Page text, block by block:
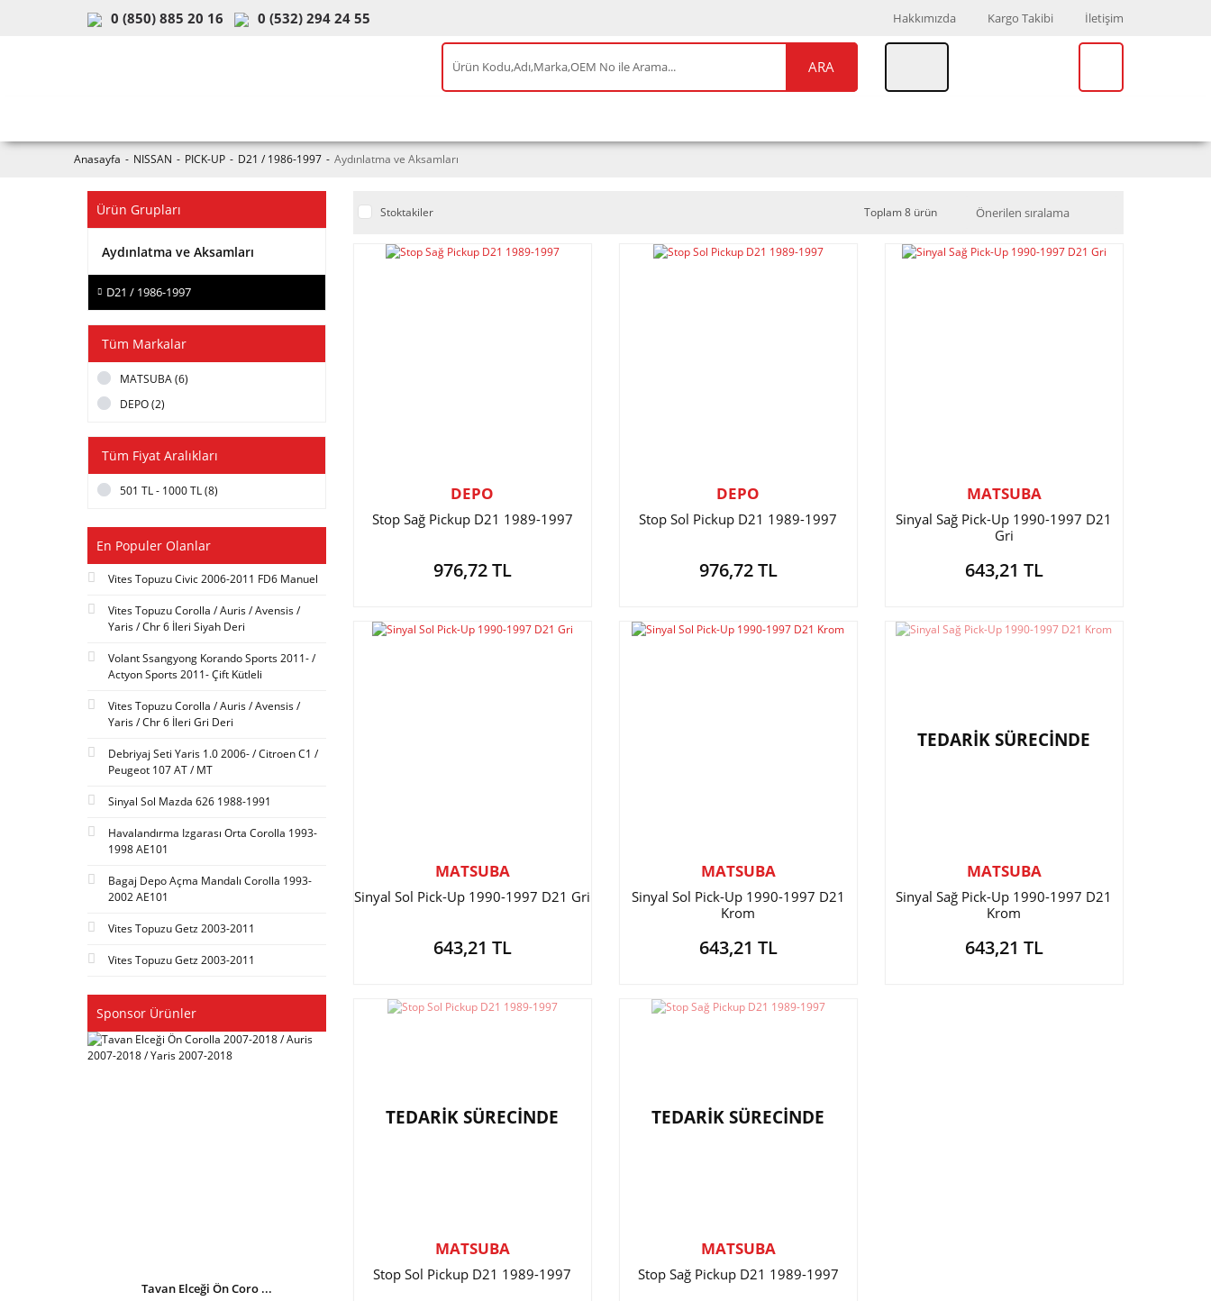
0 (850) 885 20 16 0 (532) 294 24 55 Hakkımızda Kargo Takibi İletişim
ARA
Anasayfa NISSAN PICK-UP D21 / 1986-1997 Aydınlatma ve Aksamları
Ürün Grupları
Aydınlatma ve Aksamları
D21 / 1986-1997
Tüm Markalar
MATSUBA (6)
DEPO (2)
Tüm Fiyat Aralıkları
501 TL - 1000 TL (8)
En Populer Olanlar
Vites Topuzu Civic 2006-2011 FD6 Manuel
Vites Topuzu Corolla / Auris / Avensis /
Yaris / Chr 6 İleri Siyah Deri
Volant Ssangyong Korando Sports 2011- /
Actyon Sports 2011- Çift Kütleli
Vites Topuzu Corolla / Auris / Avensis /
Yaris / Chr 6 İleri Gri Deri
Debriyaj Seti Yaris 1.0 2006- / Citroen C1 /
Peugeot 107 AT / MT
Sinyal Sol Mazda 626 1988-1991
Havalandırma Izgarası Orta Corolla 1993-
1998 AE101
Bagaj Depo Açma Mandalı Corolla 1993-
2002 AE101
Vites Topuzu Getz 2003-2011
Vites Topuzu Getz 2003-2011
Sponsor Ürünler
Tavan Elceği Ön Coro ...
Stoktakiler Toplam 8 ürün
DEPO
Stop Sağ Pickup D21 1989-1997
976,72 TL
DEPO
Stop Sol Pickup D21 1989-1997
976,72 TL
MATSUBA
Sinyal Sağ Pick-Up 1990-1997 D21
Gri
643,21 TL
MATSUBA
Sinyal Sol Pick-Up 1990-1997 D21 Gri
643,21 TL
MATSUBA
Sinyal Sol Pick-Up 1990-1997 D21
Krom
643,21 TL
TEDARİK SÜRECİNDE
MATSUBA
Sinyal Sağ Pick-Up 1990-1997 D21
Krom
643,21 TL
TEDARİK SÜRECİNDE
MATSUBA
Stop Sol Pickup D21 1989-1997
TEDARİK SÜRECİNDE
MATSUBA
Stop Sağ Pickup D21 1989-1997